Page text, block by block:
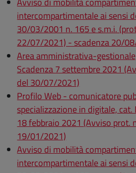
intercompartimentale ai sensi
30/03/2001 n. 165 e s.m.i.
22/07/2021) - scadenza 20/
Area amministrativa-
Scadenza 7 settembre 2021
del 30/07/2021)
Profilo Web - comunicatore
specializzazione in digitale,
18 febbraio 2021 (Avviso prot.
19/01/2021)
Avviso di mobilità
intercompartimentale ai sensi